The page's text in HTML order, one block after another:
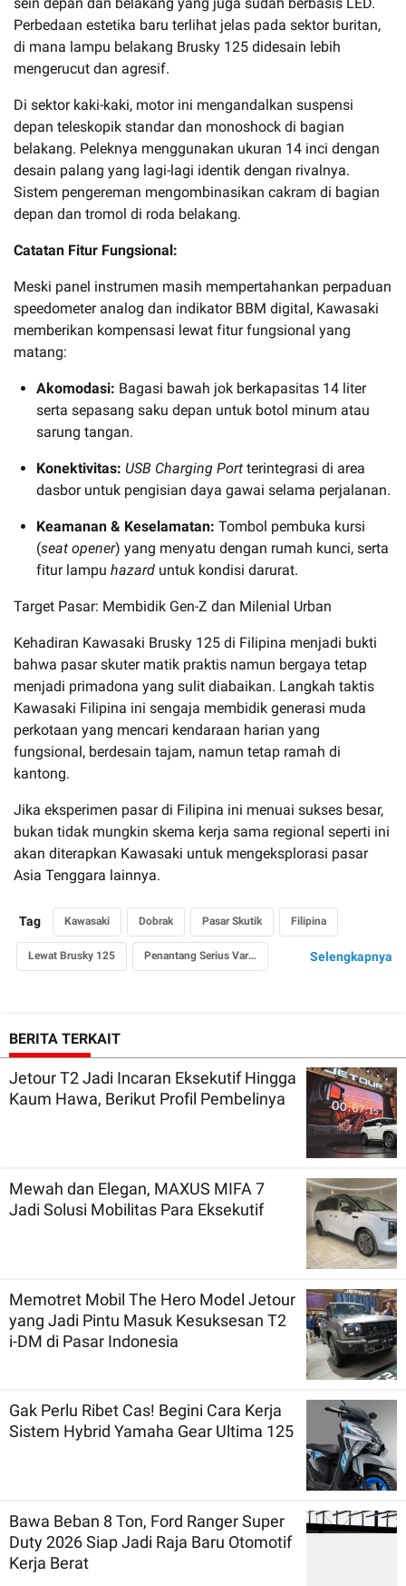
Perbedaan estetika baru terlihat jelas pada sektor buritan,
di mana lampu belakang Brusky 125 didesain lebih
mengerucut dan agresif.
Di sektor kaki-kaki, motor ini mengandalkan suspensi
depan teleskopik standar dan monoshock di bagian
belakang. Peleknya menggunakan ukuran 14 inci dengan
desain palang yang lagi-lagi identik dengan rivalnya.
Sistem pengereman mengombinasikan cakram di bagian
depan dan tromol di roda belakang.
Catatan Fitur Fungsional:
Meski panel instrumen masih mempertahankan perpaduan
speedometer analog dan indikator BBM digital, Kawasaki
memberikan kompensasi lewat fitur fungsional yang
matang:
Akomodasi: Bagasi bawah jok berkapasitas 14 liter
serta sepasang saku depan untuk botol minum atau
sarung tangan.
Konektivitas: USB Charging Port terintegrasi di area
dasbor untuk pengisian daya gawai selama perjalanan.
Keamanan & Keselamatan: Tombol pembuka kursi
(seat opener) yang menyatu dengan rumah kunci, serta
fitur lampu hazard untuk kondisi darurat.
Target Pasar: Membidik Gen-Z dan Milenial Urban
Kehadiran Kawasaki Brusky 125 di Filipina menjadi bukti
bahwa pasar skuter matik praktis namun bergaya tetap
menjadi primadona yang sulit diabaikan. Langkah taktis
Kawasaki Filipina ini sengaja membidik generasi muda
perkotaan yang mencari kendaraan harian yang
fungsional, berdesain tajam, namun tetap ramah di
kantong.
Jika eksperimen pasar di Filipina ini menuai sukses besar,
bukan tidak mungkin skema kerja sama regional seperti ini
akan diterapkan Kawasaki untuk mengeksplorasi pasar
Asia Tenggara lainnya.
Tag Kawasaki Dobrak Pasar Skutik Filipina
Lewat Brusky 125 Penantang Serius Vario Selengkapnya
BERITA TERKAIT
Jetour T2 Jadi Incaran Eksekutif Hingga
Kaum Hawa, Berikut Profil Pembelinya
Mewah dan Elegan, MAXUS MIFA 7
Jadi Solusi Mobilitas Para Eksekutif
Memotret Mobil The Hero Model Jetour
yang Jadi Pintu Masuk Kesuksesan T2
i-DM di Pasar Indonesia
Gak Perlu Ribet Cas! Begini Cara Kerja
Sistem Hybrid Yamaha Gear Ultima 125
Bawa Beban 8 Ton, Ford Ranger Super
Duty 2026 Siap Jadi Raja Baru Otomotif
Kerja Berat